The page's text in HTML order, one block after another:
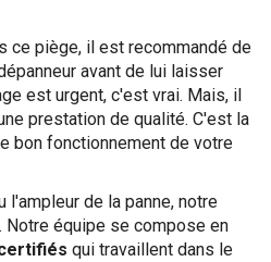
ce piège, il est recommandé de
avant de lui laisser
est urgent, c'est vrai. Mais, il
prestation de qualité. C'est la
bon fonctionnement de votre
l'ampleur de la panne, notre
Notre équipe se compose en
qui travaillent dans le